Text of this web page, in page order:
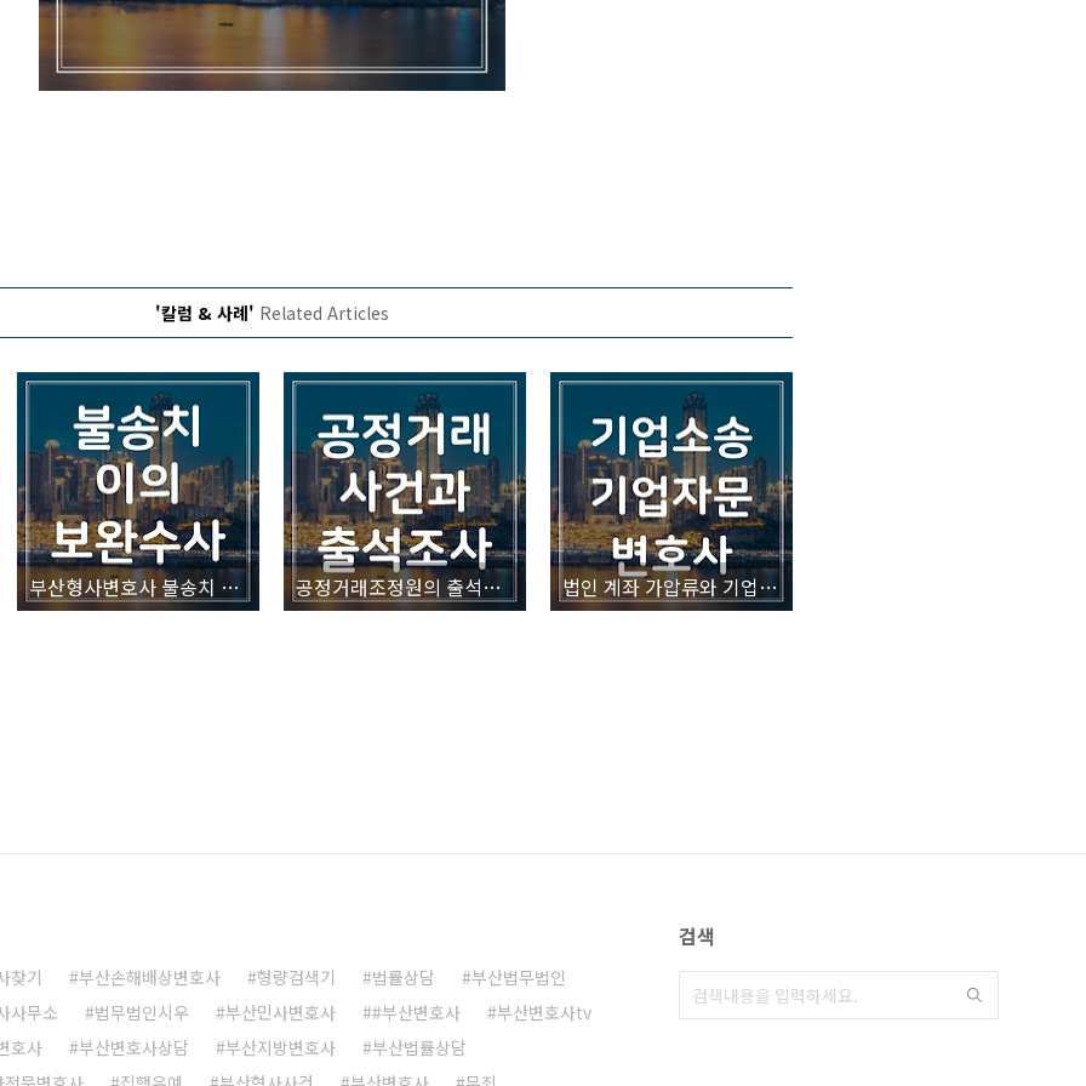
'칼럼 & 사례' Related Articles
부산형사변호사 불송치 결정에 대한 이의신청서 양식 공정거래조정원의 출석조사 (공정거래위원회/공정거래조정원 사건) 법인 계좌 가압류와 기업소송 울산,창원 변호사 (KNN 더로이어 방송출연)
찾기 부산손해배상변호사 형량검색기 법률상담
부산법무법인
사무소
법무법인시우 부산민사변호사 #부산변호사
부산변호사tv
호사
부산변호사상담 부산지방변호사
부산법률상담
검색